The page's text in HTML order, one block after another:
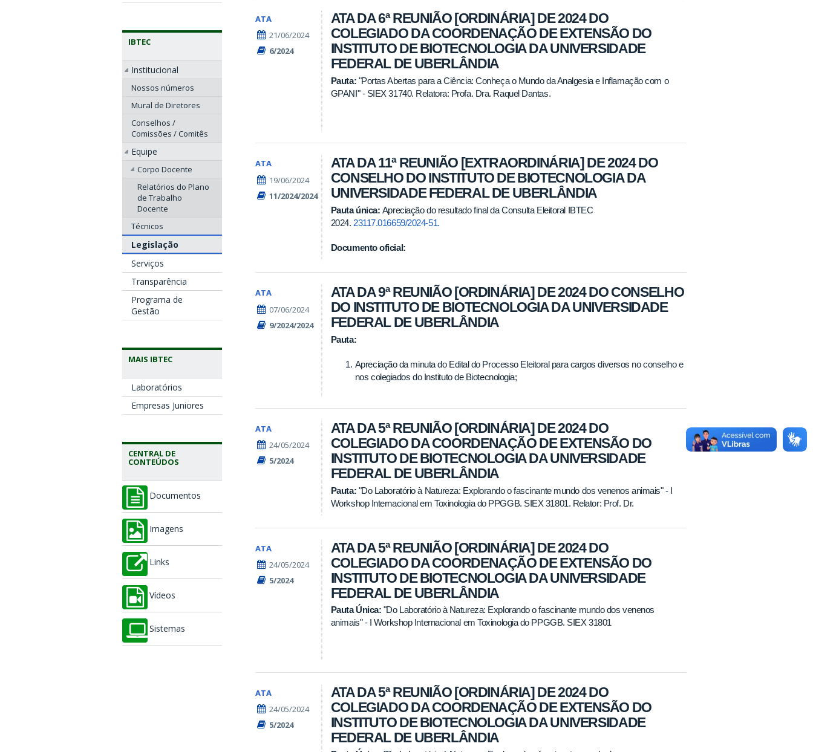
IBTEC
Institucional
Nossos números
Mural de Diretores
Conselhos /
Comissões / Comitês
Equipe
Corpo Docente
Relatórios do Plano
de Trabalho
Docente
Técnicos
Legislação
Serviços
Transparência
Programa de
Gestão
MAIS IBTEC
Laboratórios
Empresas Juniores
CENTRAL DE
CONTEÚDOS
Documentos
Imagens
Links
Vídeos
Sistemas
ATA
21/06/2024
6/2024
ATA DA 6ª REUNIÃO [ORDINÁRIA] DE 2024 DO
COLEGIADO DA COORDENAÇÃO DE EXTENSÃO DO
INSTITUTO DE BIOTECNOLOGIA DA UNIVERSIDADE
FEDERAL DE UBERLÂNDIA
Pauta: "Portas Abertas para a Ciência: Conheça o Mundo da Analgesia e Inflamação com o
GPANI" - SIEX 31740. Relatora: Profa. Dra. Raquel Dantas.
ATA
19/06/2024
11/2024/2024
ATA DA 11ª REUNIÃO [EXTRAORDINÁRIA] DE 2024 DO
CONSELHO DO INSTITUTO DE BIOTECNOLOGIA DA
UNIVERSIDADE FEDERAL DE UBERLÂNDIA
Pauta única: Apreciação do resultado final da Consulta Eleitoral IBTEC
2024. 23117.016659/2024-51.
Documento oficial:
ATA
07/06/2024
9/2024/2024
ATA DA 9ª REUNIÃO [ORDINÁRIA] DE 2024 DO CONSELHO
DO INSTITUTO DE BIOTECNOLOGIA DA UNIVERSIDADE
FEDERAL DE UBERLÂNDIA
Pauta:
Apreciação da minuta do Edital do Processo Eleitoral para cargos diversos no conselho e
nos colegiados do Instituto de Biotecnologia;
ATA
24/05/2024
5/2024
ATA DA 5ª REUNIÃO [ORDINÁRIA] DE 2024 DO
COLEGIADO DA COORDENAÇÃO DE EXTENSÃO DO
INSTITUTO DE BIOTECNOLOGIA DA UNIVERSIDADE
FEDERAL DE UBERLÂNDIA
Pauta: "Do Laboratório à Natureza: Explorando o fascinante mundo dos venenos animais" - I
Workshop Internacional em Toxinologia do PPGGB. SIEX 31801. Relator: Prof. Dr.
ATA
24/05/2024
5/2024
ATA DA 5ª REUNIÃO [ORDINÁRIA] DE 2024 DO
COLEGIADO DA COORDENAÇÃO DE EXTENSÃO DO
INSTITUTO DE BIOTECNOLOGIA DA UNIVERSIDADE
FEDERAL DE UBERLÂNDIA
Pauta Única: "Do Laboratório à Natureza: Explorando o fascinante mundo dos venenos
animais" - I Workshop Internacional em Toxinologia do PPGGB. SIEX 31801
ATA
24/05/2024
5/2024
ATA DA 5ª REUNIÃO [ORDINÁRIA] DE 2024 DO
COLEGIADO DA COORDENAÇÃO DE EXTENSÃO DO
INSTITUTO DE BIOTECNOLOGIA DA UNIVERSIDADE
FEDERAL DE UBERLÂNDIA